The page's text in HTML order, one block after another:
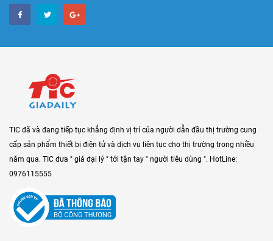
TIC đã và đang tiếp tục khẳng định vị trí của người dẫn đầu thị trường cung
cấp sản phẩm thiết bị điện tử và dịch vụ liên tục cho thị trường trong nhiều
năm qua. TIC đưa " giá đại lý " tới tận tay " người tiêu dùng ". HotLine:
0976115555